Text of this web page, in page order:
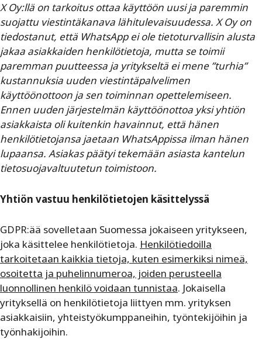
X Oy:llä on tarkoitus ottaa käyttöön uusi ja paremmin
suojattu viestintäkanava lähitulevaisuudessa. X Oy on
tiedostanut, että WhatsApp ei ole tietoturvallisin alusta
jakaa asiakkaiden henkilötietoja, mutta se toimii
paremman puutteessa ja yritykseltä ei mene ”turhia”
kustannuksia uuden viestintäpalvelimen
käyttöönottoon ja sen toiminnan opettelemiseen.
Ennen uuden järjestelmän käyttöönottoa yksi yhtiön
asiakkaista oli kuitenkin havainnut, että hänen
henkilötietojansa jaetaan WhatsAppissa ilman hänen
lupaansa. Asiakas päätyi tekemään asiasta kantelun
tietosuojavaltuutetun toimistoon.
Yhtiön vastuu henkilötietojen käsittelyssä
GDPR:ää sovelletaan Suomessa jokaiseen yritykseen,
joka käsittelee henkilötietoja. Henkilötiedoilla
tarkoitetaan kaikkia tietoja, kuten esimerkiksi nimeä,
osoitetta ja puhelinnumeroa, joiden perusteella
luonnollinen henkilö voidaan tunnistaa. Jokaisella
yrityksellä on henkilötietoja liittyen mm. yrityksen
asiakkaisiin, yhteistyökumppaneihin, työntekijöihin ja
työnhakijoihin.